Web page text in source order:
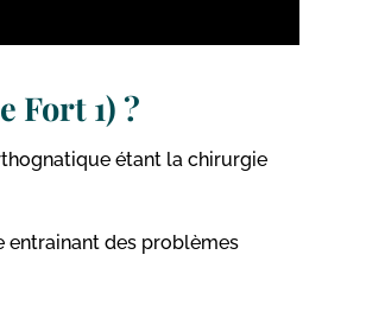
Fort 1) ?
étant la chirurgie
entrainant des problèmes